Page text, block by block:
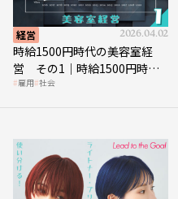
経営 2026.04.02
時給1500円時代の美容室経
営 その1｜時給1500円時代
へ向かう社会的背景
雇用 社会